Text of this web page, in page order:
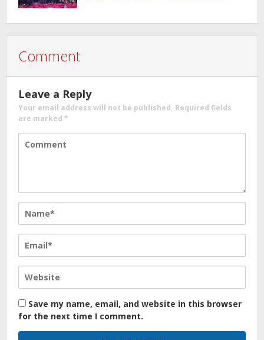
Comment
Leave a Reply
Your email address will not be published. Required fields
are marked *
Save my name, email, and website in this browser
for the next time I comment.